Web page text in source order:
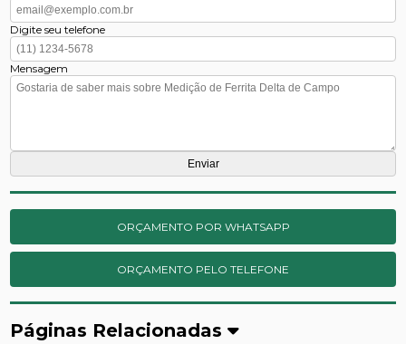
Digite seu telefone
Mensagem
ORÇAMENTO POR WHATSAPP
ORÇAMENTO PELO TELEFONE
Páginas Relacionadas